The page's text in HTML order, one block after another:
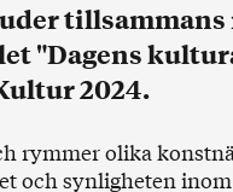
tillsammans
"Dagens
2024.
rymmer olika
och synligheten